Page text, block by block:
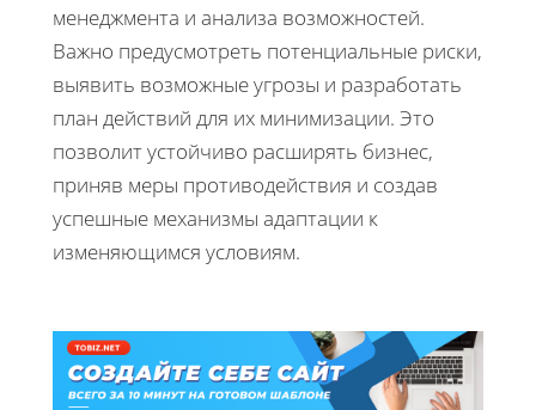
менеджмента и анализа возможностей.
Важно предусмотреть потенциальные риски,
выявить возможные угрозы и разработать
план действий для их минимизации. Это
позволит устойчиво расширять бизнес,
приняв меры противодействия и создав
успешные механизмы адаптации к
изменяющимся условиям.